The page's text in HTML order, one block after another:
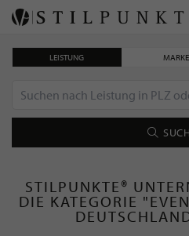
LEISTUNG MARKE
STILPUNKTE®
DIE KATEGORIE